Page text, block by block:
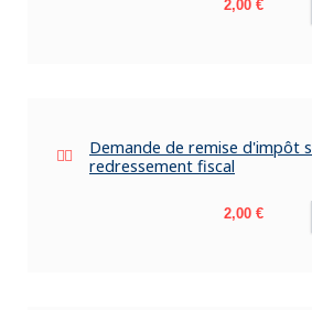
2,00 €
Demande de remise d'impôt
redressement fiscal
Prix
2,00 €